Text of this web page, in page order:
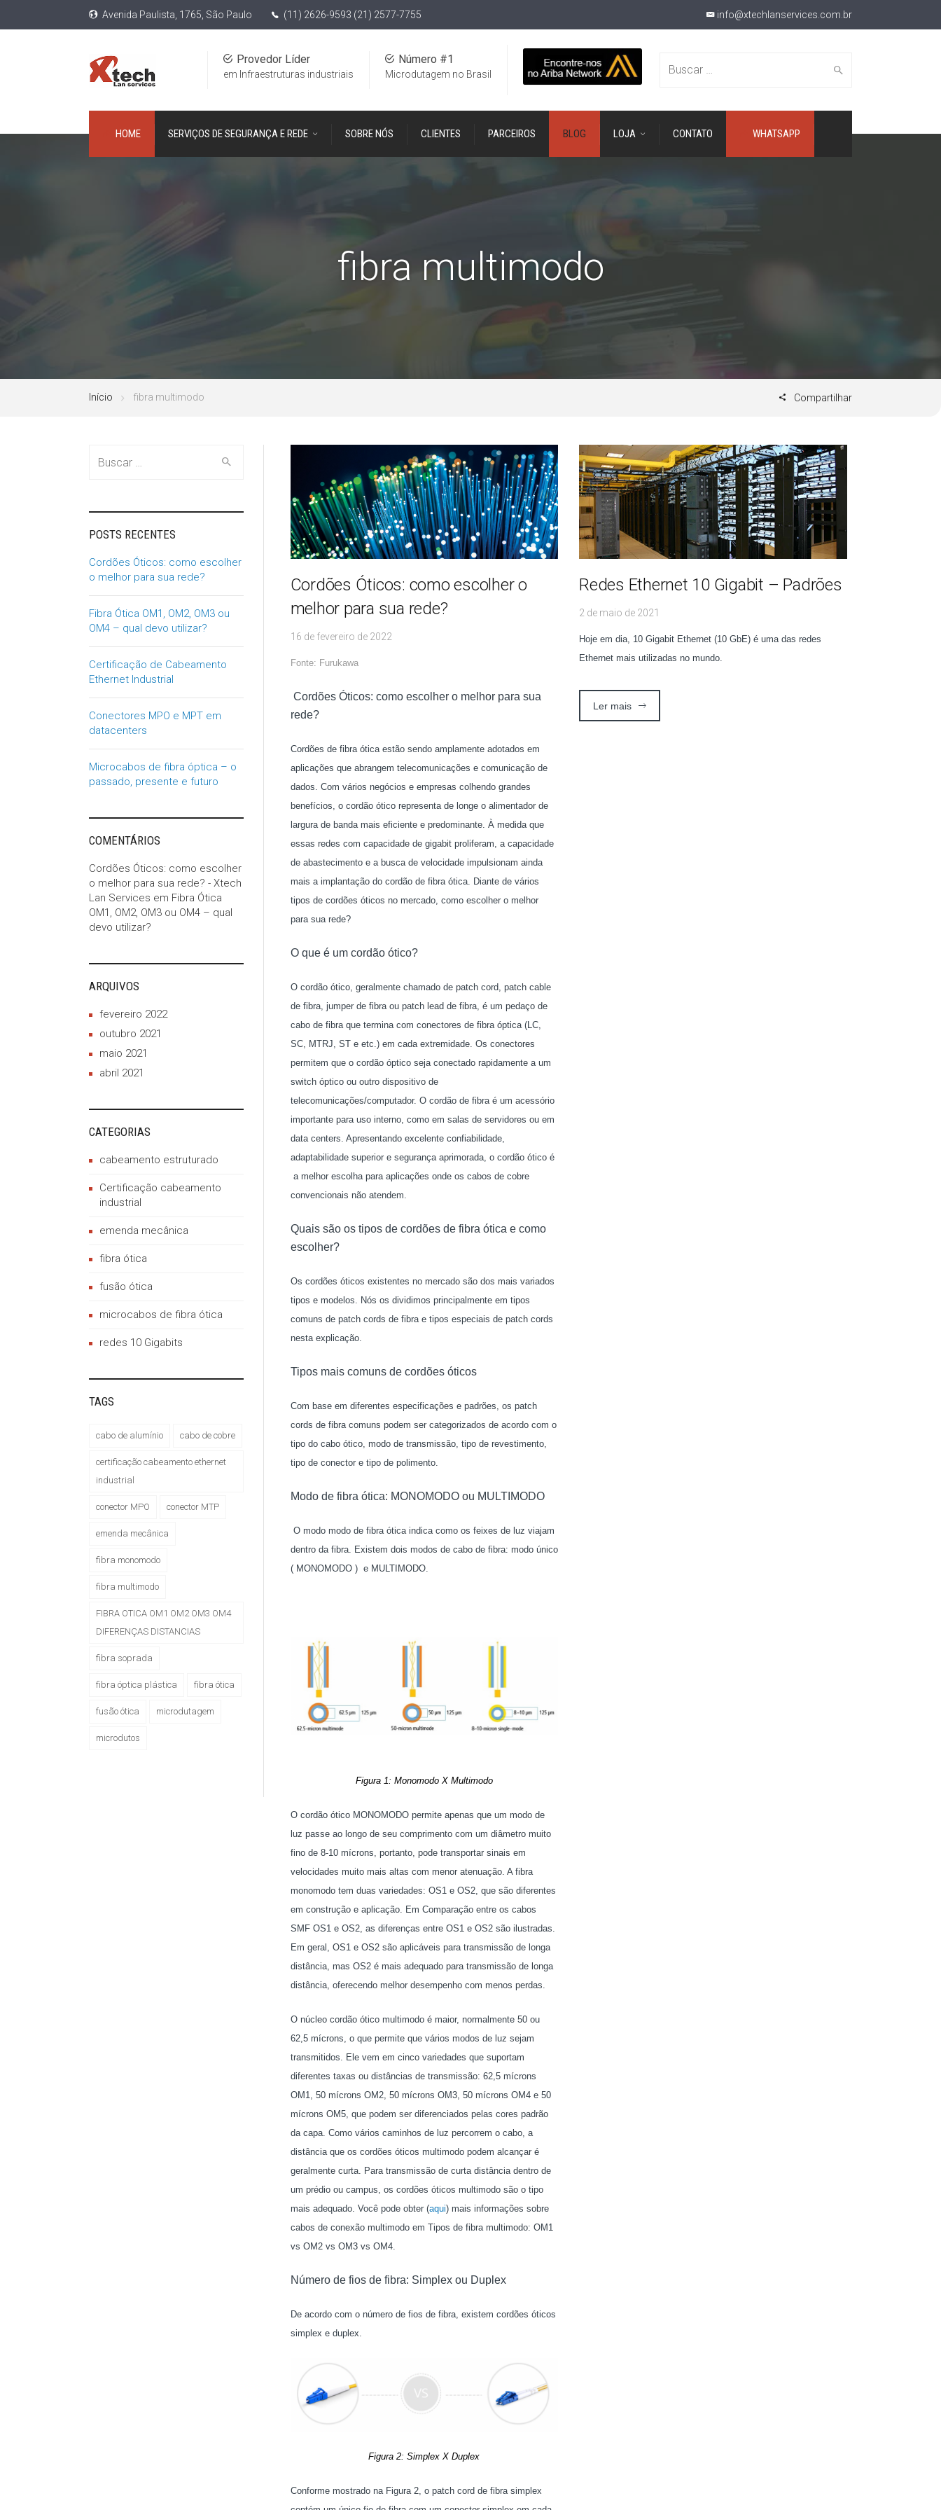
Avenida Paulista, 1765, São Paulo (11) 2626-9593 (21) 2577-7755 info@xtechlanservices.com.br
Buscar
Número #1
Microdutagem no Brasil
Provedor Líder
em Infraestruturas industriais
HOME SERVIÇOS DE SEGURANÇA E REDE SOBRE NÓS CLIENTES PARCEIROS BLOG LOJA CONTATO WHATSAPP
fibra multimodo
Início fibra multimodo Compartilhar
Cordões Óticos: como escolher o
melhor para sua rede?
16 de fevereiro de 2022
Fonte: Furukawa
Cordões Óticos: como escolher o melhor para sua
rede?
Cordões de fibra ótica estão sendo amplamente adotados em
aplicações que abrangem telecomunicações e comunicação de
dados. Com vários negócios e empresas colhendo grandes
benefícios, o cordão ótico representa de longe o alimentador de
largura de banda mais eficiente e predominante. À medida que
essas redes com capacidade de gigabit proliferam, a capacidade
de abastecimento e a busca de velocidade impulsionam ainda
mais a implantação do cordão de fibra ótica. Diante de vários
tipos de cordões óticos no mercado, como escolher o melhor
para sua rede?
O que é um cordão ótico?
O cordão ótico, geralmente chamado de patch cord, patch cable
de fibra, jumper de fibra ou patch lead de fibra, é um pedaço de
cabo de fibra que termina com conectores de fibra óptica (LC,
SC, MTRJ, ST e etc.) em cada extremidade. Os conectores
permitem que o cordão óptico seja conectado rapidamente a um
switch óptico ou outro dispositivo de
telecomunicações/computador. O cordão de fibra é um acessório
importante para uso interno, como em salas de servidores ou em
data centers. Apresentando excelente confiabilidade,
adaptabilidade superior e segurança aprimorada, o cordão ótico é
a melhor escolha para aplicações onde os cabos de cobre
convencionais não atendem.
Quais são os tipos de cordões de fibra ótica e como
escolher?
Os cordões óticos existentes no mercado são dos mais variados
tipos e modelos. Nós os dividimos principalmente em tipos
comuns de patch cords de fibra e tipos especiais de patch cords
nesta explicação.
Tipos mais comuns de cordões óticos
Com base em diferentes especificações e padrões, os patch
cords de fibra comuns podem ser categorizados de acordo com o
tipo do cabo ótico, modo de transmissão, tipo de revestimento,
tipo de conector e tipo de polimento.
Modo de fibra ótica: MONOMODO ou MULTIMODO
O modo modo de fibra ótica indica como os feixes de luz viajam
dentro da fibra. Existem dois modos de cabo de fibra: modo único
( MONOMODO ) e MULTIMODO.
Figura 1: Monomodo X Multimodo
O cordão ótico MONOMODO permite apenas que um modo de
luz passe ao longo de seu comprimento com um diâmetro muito
fino de 8-10 mícrons, portanto, pode transportar sinais em
velocidades muito mais altas com menor atenuação. A fibra
monomodo tem duas variedades: OS1 e OS2, que são diferentes
em construção e aplicação. Em Comparação entre os cabos
SMF OS1 e OS2, as diferenças entre OS1 e OS2 são ilustradas.
Em geral, OS1 e OS2 são aplicáveis ​​para transmissão de longa
distância, mas OS2 é mais adequado para transmissão de longa
distância, oferecendo melhor desempenho com menos perdas.
O núcleo cordão ótico multimodo é maior, normalmente 50 ou
62,5 mícrons, o que permite que vários modos de luz sejam
transmitidos. Ele vem em cinco variedades que suportam
diferentes taxas ou distâncias de transmissão: 62,5 mícrons
OM1, 50 mícrons OM2, 50 mícrons OM3, 50 mícrons OM4 e 50
mícrons OM5, que podem ser diferenciados pelas cores padrão
da capa. Como vários caminhos de luz percorrem o cabo, a
distância que os cordões óticos multimodo podem alcançar é
geralmente curta. Para transmissão de curta distância dentro de
um prédio ou campus, os cordões óticos multimodo são o tipo
mais adequado. Você pode obter (aqui) mais informações sobre
cabos de conexão multimodo em Tipos de fibra multimodo: OM1
vs OM2 vs OM3 vs OM4.
Número de fios de fibra: Simplex ou Duplex
De acordo com o número de fios de fibra, existem cordões óticos
simplex e duplex.
Figura 2: Simplex X Duplex
Conforme mostrado na Figura 2, o patch cord de fibra simplex
Redes Ethernet 10 Gigabit – Padrões
2 de maio de 2021
Hoje em dia, 10 Gigabit Ethernet (10 GbE) é uma das redes
Ethernet mais utilizadas no mundo.
Ler mais
POSTS RECENTES
Cordões Óticos: como escolher
o melhor para sua rede?
Fibra Ótica OM1, OM2, OM3 ou
OM4 – qual devo utilizar?
Certificação de Cabeamento
Ethernet Industrial
Conectores MPO e MPT em
datacenters
Microcabos de fibra óptica – o
passado, presente e futuro
COMENTÁRIOS
Cordões Óticos: como escolher
o melhor para sua rede? - Xtech
Lan Services em Fibra Ótica
OM1, OM2, OM3 ou OM4 – qual
devo utilizar?
ARQUIVOS
fevereiro 2022
outubro 2021
maio 2021
abril 2021
CATEGORIAS
cabeamento estruturado
Certificação cabeamento
industrial
emenda mecânica
fibra ótica
fusão ótica
microcabos de fibra ótica
redes 10 Gigabits
TAGS
cabo de alumínio cabo de cobre
certificação cabeamento ethernet
industrial
conector MPO conector MTP
emenda mecânica
fibra monomodo
fibra multimodo
FIBRA OTICA OM1 OM2 OM3 OM4
DIFERENÇAS DISTANCIAS
fibra soprada
fibra óptica plástica fibra ótica
fusão ótica microdutagem
microdutos